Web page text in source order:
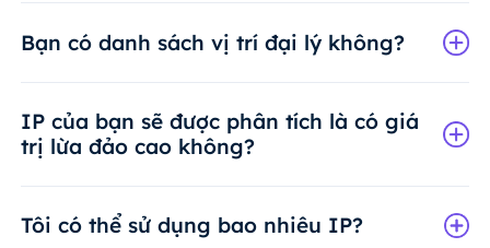
Bạn có danh sách vị trí đại lý không?
IP của bạn sẽ được phân tích là có giá
trị lừa đảo cao không?
Tôi có thể sử dụng bao nhiêu IP?